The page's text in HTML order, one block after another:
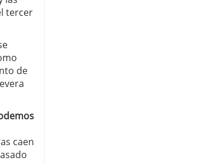
tercer
de
caen